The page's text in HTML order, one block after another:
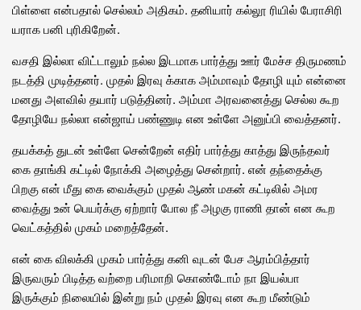
பிள்ளை என்பதால் செல்லம் அதிகம். தனியார் கல்லூ ரியில் பேராசிரி
யராக பனி புரிகிறேன்.
வசதி இல்லா விட்டாலும் நல்ல இடமாக பார்த்து ஊர் மேச்ச திருமணம்
நடத்தி முடித்தனர். முதல் இரவு க்காக அம்மாவும் தோழி யும் என்னை
மனது அளவில் தயார் படுத்தினர். அம்மா அரவனைத்து செல்ல கூற
தோழியே நல்லா என்ஜாய் பண்ணுடி என உள்ளே அனுப்பி வைத்தனர்.
தயக்கத் துடன் உள்ளே சென்றேன் எதிர் பார்த்து காத்து இருந்தவர்
கை தாங்கி கட்டில் நோக்கி அழைத்து சென்றார். என் தந்தைக்கு
பிறகு என் மீது கை வைக்கும் முதல் ஆண் மகன் கட்டிலில் அமர
வைத்து உன் பெயர்க்கு ஏற்றார் போல நீ அழகு ராணி தான் என கூற
வெட்கத்தில் முகம் மறைத்தேன்.
என் கை விலக்கி முகம் பார்த்து கனி வுடன் பேச ஆரம்பித்தார்
இருவரும் பிடித்த வற்றை பரிமாறி கொண்டோம் நா இயல்பா
இருக்கும் நிலையில் இன்று நம் முதல் இரவு என கூற மீண்டும்